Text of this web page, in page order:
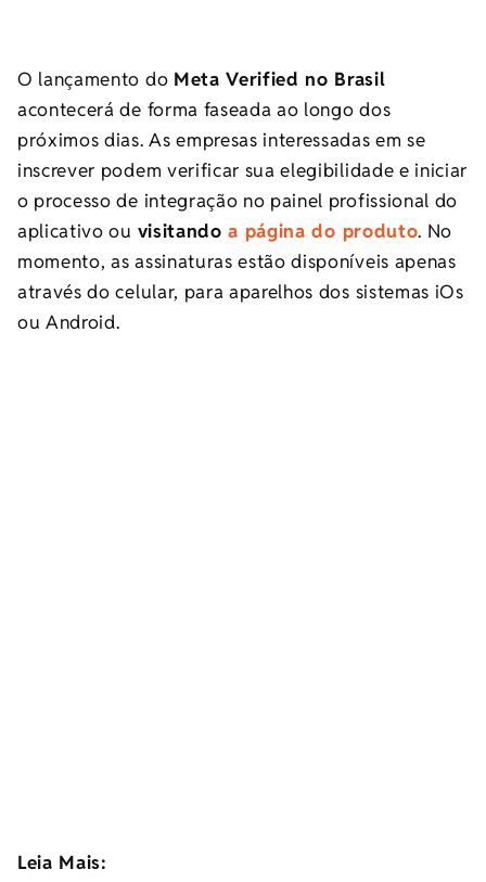
O lançamento do Meta Verified no Brasil
acontecerá de forma faseada ao longo dos
próximos dias. As empresas interessadas em se
inscrever podem verificar sua elegibilidade e iniciar
o processo de integração no painel profissional do
aplicativo ou visitandoa página do produto. No
momento, as assinaturas estão disponíveis apenas
através do celular, para aparelhos dos sistemas iOs
ou Android.
Leia Mais: